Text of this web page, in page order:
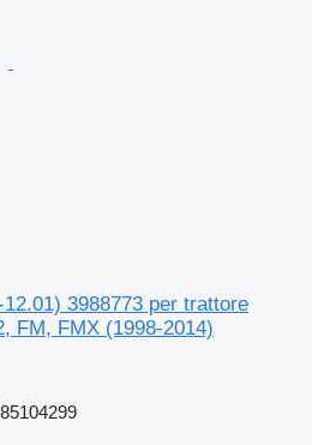
3988773 per trattore
FM, FMX (1998-2014)